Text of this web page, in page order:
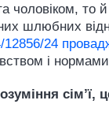
чоловіком, то
шлюбних
24
і
сім’ї,